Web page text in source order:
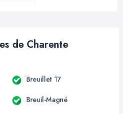
de Charente
Breuillet 17
Breuil-Magné